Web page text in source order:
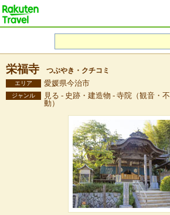
栄福寺 つぶやき・クチコミ
エリア 愛媛県今治市
ジャンル
見る - 史跡・建造物 - 寺院（観音・不
動）